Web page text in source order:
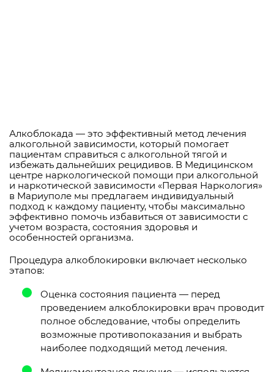
Алкоблокада — это эффективный метод лечения
алкогольной зависимости, который помогает
пациентам справиться с алкогольной тягой и
избежать дальнейших рецидивов. В Медицинском
центре наркологической помощи при алкогольной
и наркотической зависимости «Первая Наркология»
в Мариуполе мы предлагаем индивидуальный
подход к каждому пациенту, чтобы максимально
эффективно помочь избавиться от зависимости с
учетом возраста, состояния здоровья и
особенностей организма.
Процедура алкоблокировки включает несколько
этапов:
Оценка состояния пациента — перед
проведением алкоблокировки врач проводит
полное обследование, чтобы определить
возможные противопоказания и выбрать
наиболее подходящий метод лечения.